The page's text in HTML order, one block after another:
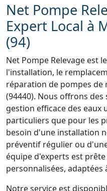
Net Pompe
Expert Local à
(94)
Net Pompe Relevage est
l'installation, le
réparation de pompes de
(94440). Nous offrons
gestion efficace des eaux
particuliers que pour les
besoin d'une installation
préventif régulier ou
équipe d'experts est
personnalisées, adaptées
Notre service est